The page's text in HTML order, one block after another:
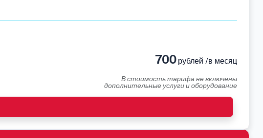
700рублей /в месяц
В стоимость тарифа не включены
дополнительные услуги и оборудование